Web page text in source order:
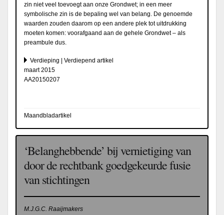
zin niet veel toevoegt aan onze Grondwet; in een meer
symbolische zin is de bepaling wel van belang. De genoemde
waarden zouden daarom op een andere plek tot uitdrukking
moeten komen: voorafgaand aan de gehele Grondwet – als
preambule dus.
Verdieping | Verdiepend artikel
maart 2015
AA20150207
Maandbladartikel
‘Belanghebbende’ bij vernietiging van
door de rechtbank goedgekeurde fusie
van stichtingen
M.J.G.C. Raaijmakers